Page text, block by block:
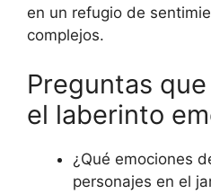
en un refugio de
complejos.
Preguntas
el laberinto
¿Qué emociones
personajes en el